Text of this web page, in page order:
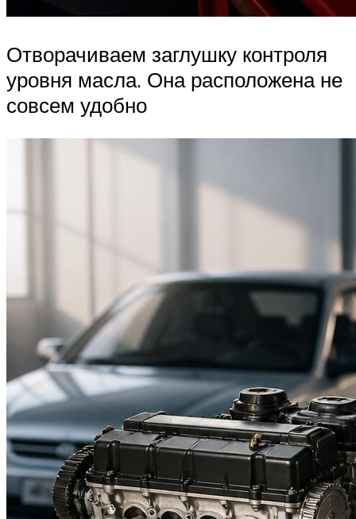
Отворачиваем заглушку контроля
уровня масла. Она расположена не
совсем удобно